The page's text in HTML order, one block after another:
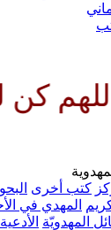
البحوث والمقالات
الأحاديث أجوبة
والزيارات